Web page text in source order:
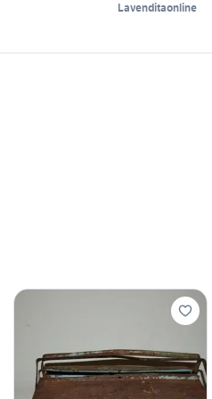
38 44 60 80 100
Lavenditaonline